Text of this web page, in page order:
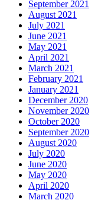
September 2021
August 2021
July 2021
June 2021
May 2021
April 2021
March 2021
February 2021
January 2021
December 2020
November 2020
October 2020
September 2020
August 2020
July 2020
June 2020
May 2020
April 2020
March 2020